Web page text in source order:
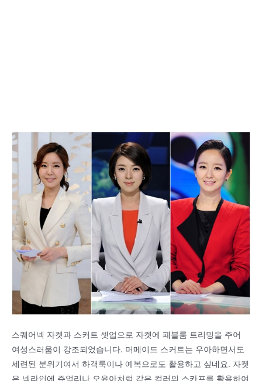
스퀘어넥 자켓과 스커트 셋업으로 자켓에 페블룸 트리밍을 주어
여성스러움이 강조되었습니다. 머메이드 스커트는 우아하면서도
세련된 분위기여서 하객룩이나 예복으로도 활용하고 싶네요. 자켓
은 넥라인에 쥬얼리나 오윤아처럼 같은 컬러의 스카프를 활용하여